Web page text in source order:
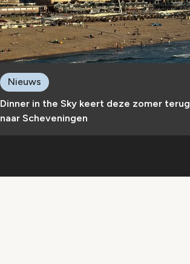
Dinner in the Sky keert deze zomer terug
naar Scheveningen
Nieuws